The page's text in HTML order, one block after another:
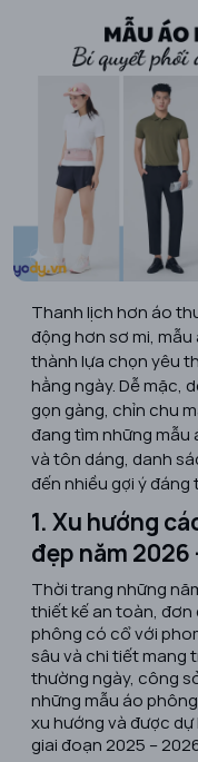
Thanh lịch hơn áo
động hơn sơ mi,
thành lựa chọn yêu
hằng ngày. Dễ mặc,
gọn gàng, chỉn chu
đang tìm những
và tôn dáng, danh
đến nhiều gợi ý đáng
1. Xu hướng
đẹp năm 2026
Thời trang những
thiết kế an toàn, đơn
phông có cổ với
sâu và chi tiết mang
thường ngày, công
những mẫu áo
xu hướng và được dự
giai đoạn 2025 –